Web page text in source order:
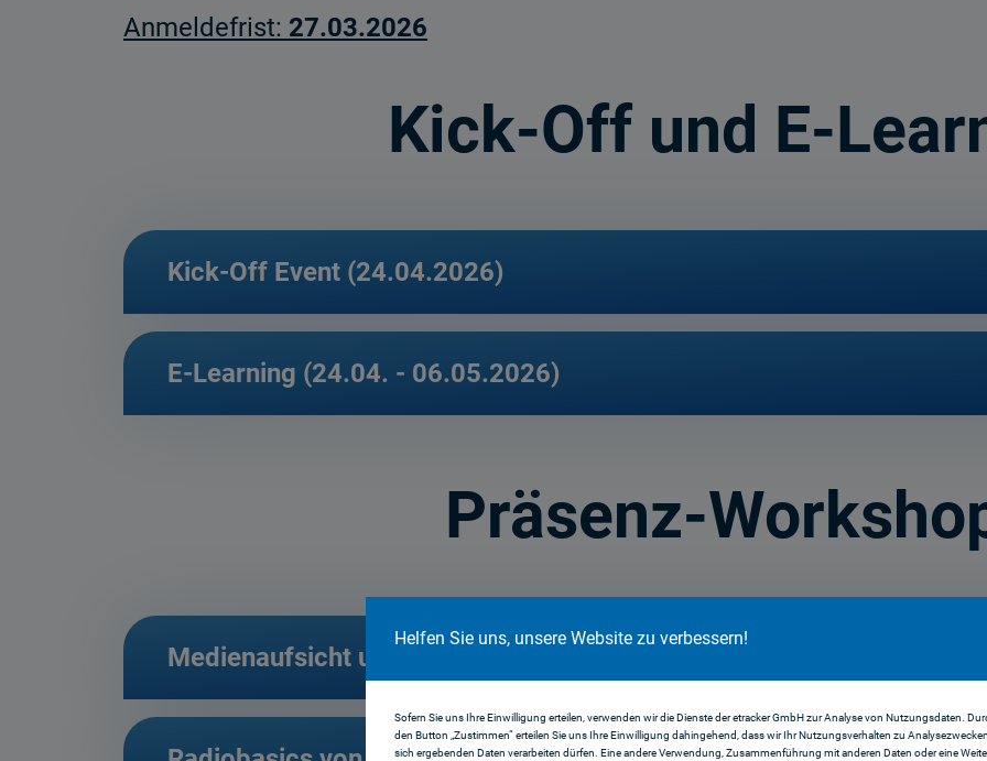
Helfen Sie uns, unsere Website zu verbessern!
Sofern Sie uns Ihre Einwilligung erteilen, verwenden wir die Dienste der etracker GmbH zur Analyse von Nutzungsdaten.
den Button „Zustimmen“ erteilen Sie uns Ihre Einwilligung dahingehend, dass wir Ihr Nutzungsverhalten zu
sich ergebenden Daten verarbeiten dürfen. Eine andere Verwendung, Zusammenführung mit anderen Daten oder eine
Anmeldefrist: 27.03.2026
Kick-Off und E-
Kick-Off Event (24.04.2026)
E-Learning (24.04. - 06.05.2026)
Präsenz-
Medienaufsicht und Medienrecht (18.05.2026)